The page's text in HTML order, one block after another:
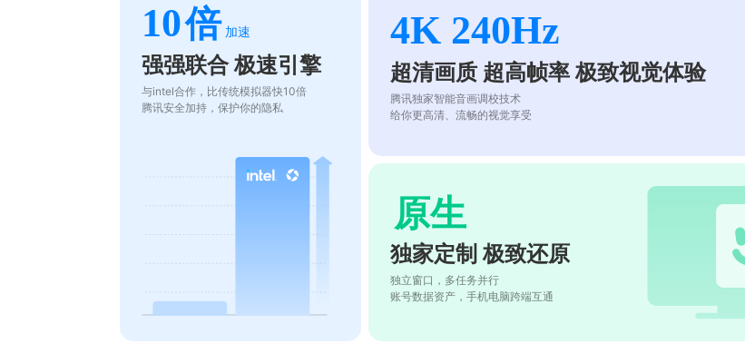
10倍 加速
强强联合 极速引擎
与intel合作，比传统模拟器快10倍
腾讯安全加持，保护你的隐私
4K 240Hz
超清画质 超高帧率 极致视觉体验
腾讯独家智能音画调校技术
给你更高清、流畅的视觉享受
原生
独家定制 极致还原
独立窗口，多任务并行
账号数据资产，手机电脑跨端互通